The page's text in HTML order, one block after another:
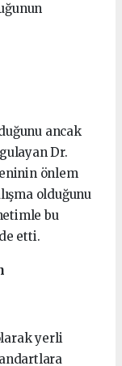
ancak
Dr.
önlem
olduğunu
bu
etti.
yerli